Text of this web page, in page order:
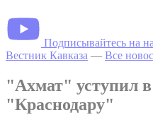
Подписывайтесь на
Вестник Кавказа — Все
"Ахмат" уступил
"Краснодару"